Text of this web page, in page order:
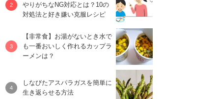
やりがちなNG対応とは？10の
対処法と好き嫌い克服レシピ
【非常食】お湯がないとき水で
も一番おいしく作れるカップラ
ーメンは？
しなびたアスパラガスを簡単に
生き返らせる方法